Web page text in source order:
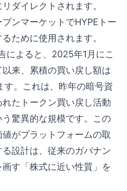
ダイレクトされます。
ンマーケットでHYPEトー
ために使用されます。
によると、2025年1月にこ
来、累積の買い戻し額は
す。これは、昨年の暗号資
たトークン買い戻し活動
驚異的な規模です。この
がプラットフォームの取
設計は、従来のガバナン
す「株式に近い性質」を